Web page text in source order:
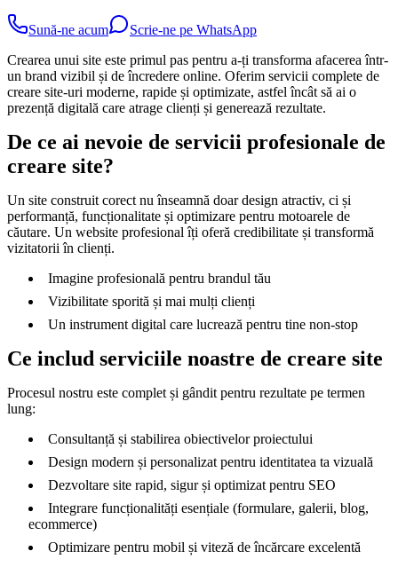
Sună-ne acum
Scrie-ne pe WhatsApp
Crearea unui site este primul pas pentru a-ți transforma afacerea într-
un brand vizibil și de încredere online. Oferim servicii complete de
creare site-uri moderne, rapide și optimizate, astfel încât să ai o
prezență digitală care atrage clienți și generează rezultate.
De ce ai nevoie de servicii profesionale de
creare site?
Un site construit corect nu înseamnă doar design atractiv, ci și
performanță, funcționalitate și optimizare pentru motoarele de
căutare. Un website profesional îți oferă credibilitate și transformă
vizitatorii în clienți.
Imagine profesională pentru brandul tău
Vizibilitate sporită și mai mulți clienți
Un instrument digital care lucrează pentru tine non-stop
Ce includ serviciile noastre de creare site
Procesul nostru este complet și gândit pentru rezultate pe termen
lung:
Consultanță și stabilirea obiectivelor proiectului
Design modern și personalizat pentru identitatea ta vizuală
Dezvoltare site rapid, sigur și optimizat pentru SEO
Integrare funcționalități esențiale (formulare, galerii, blog,
ecommerce)
Optimizare pentru mobil și viteză de încărcare excelentă